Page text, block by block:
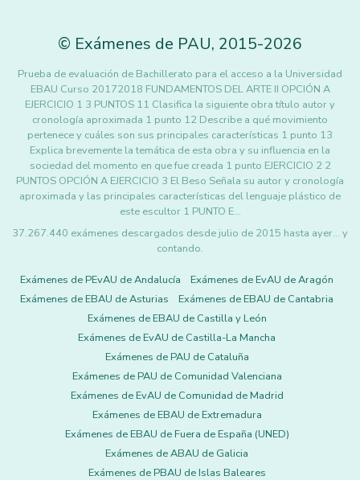
© Exámenes de PAU, 2015-2026
Prueba de evaluación de Bachillerato para el acceso a la Universidad
EBAU Curso 20172018 FUNDAMENTOS DEL ARTE II OPCIÓN A
EJERCICIO 1 3 PUNTOS 11 Clasifica la siguiente obra título autor y
cronología aproximada 1 punto 12 Describe a qué movimiento
pertenece y cuáles son sus principales características 1 punto 13
Explica brevemente la temática de esta obra y su influencia en la
sociedad del momento en que fue creada 1 punto EJERCICIO 2 2
PUNTOS OPCIÓN A EJERCICIO 3 El Beso Señala su autor y cronología
aproximada y las principales características del lenguaje plástico de
este escultor 1 PUNTO E…
37.267.440 exámenes descargados desde julio de 2015 hasta ayer... y
contando.
Exámenes de PEvAU de Andalucía
Exámenes de EvAU de Aragón
Exámenes de EBAU de Asturias
Exámenes de EBAU de Cantabria
Exámenes de EBAU de Castilla y León
Exámenes de EvAU de Castilla-La Mancha
Exámenes de PAU de Cataluña
Exámenes de PAU de Comunidad Valenciana
Exámenes de EvAU de Comunidad de Madrid
Exámenes de EBAU de Extremadura
Exámenes de EBAU de Fuera de España (UNED)
Exámenes de ABAU de Galicia
Exámenes de PBAU de Islas Baleares